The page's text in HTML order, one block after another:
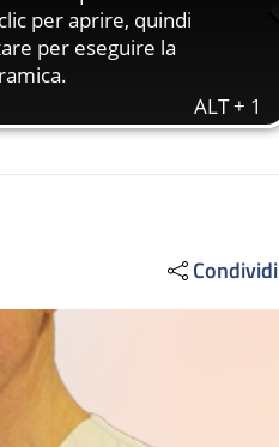
Sostienici
Condividi